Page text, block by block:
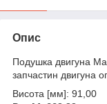
Опис
Подушка двигуна
запчастин двигуна
Висота [мм]: 91,00